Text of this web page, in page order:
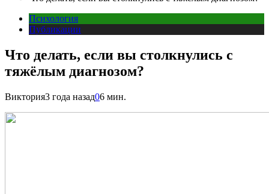
Психология
Публикации
Что делать, если вы столкнулись с
тяжёлым диагнозом?
Виктория3 года назад06 мин.